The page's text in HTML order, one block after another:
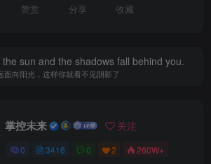
赞赏 分享 收藏
sun and the shadows fall behind you.
面向阳光，这样你就看不见阴影了
掌控未来 关注
0 3416 0 2 260W+